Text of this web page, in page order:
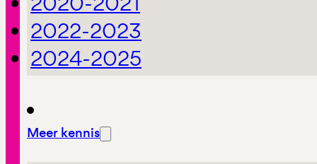
2022-2023
2024-2025
Meer kennis